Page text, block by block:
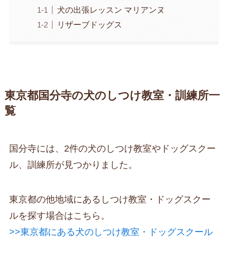
犬の出張レッスン マリアンヌ
リザーブドッグス
東京都国分寺の犬のしつけ教室・訓練所一
覧
国分寺には、2件の犬のしつけ教室やドッグスクー
ル、訓練所が見つかりました。
東京都の他地域にあるしつけ教室・ドッグスクー
ルを探す場合はこちら。
>>東京都にある犬のしつけ教室・ドッグスクール